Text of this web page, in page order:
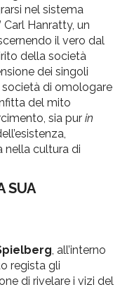
nel sistema
Carl Hanratty, un
il vero dal
della società
dei singoli
società di omologare
del mito
sia pur in
nella cultura di
SUA
, all’interno
regista gli
di rivelare i vizi del